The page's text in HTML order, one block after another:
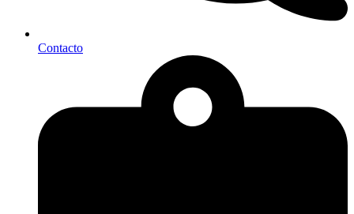
Contacto